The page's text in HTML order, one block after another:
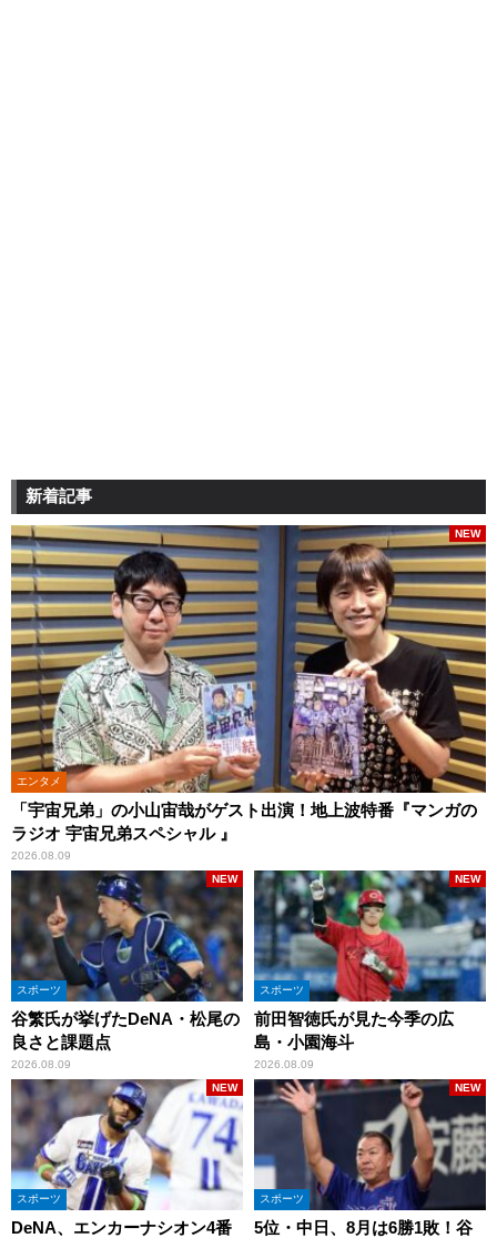
新着記事
エンタメ
「宇宙兄弟」の小山宙哉がゲスト出演！地上波特番『マンガの
ラジオ 宇宙兄弟スペシャル 』
2026.08.09
NEW
スポーツ
谷繁氏が挙げたDeNA・松尾の
良さと課題点
2026.08.09
NEW
スポーツ
前田智徳氏が見た今季の広
島・小園海斗
2026.08.09
NEW
スポーツ
DeNA、エンカーナシオン4番
NEW
スポーツ
5位・中日、8月は6勝1敗！谷
NEW